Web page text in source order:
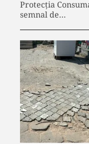
Protecția
semnal de…